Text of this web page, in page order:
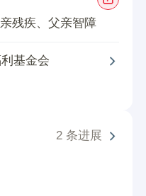
残疾、父亲智障
基金会
2 条进展